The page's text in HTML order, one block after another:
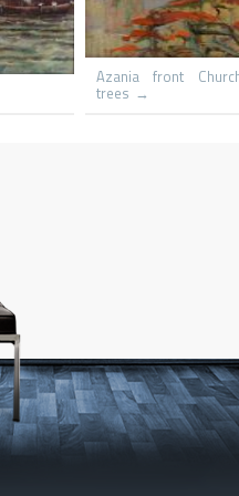
Capri St Michaels